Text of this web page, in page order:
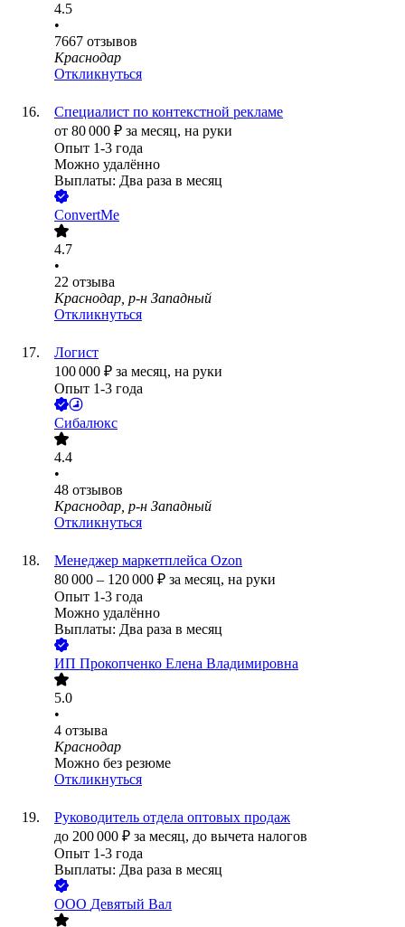
4.5
•
7667 отзывов
Краснодар
Откликнуться
Специалист по контекстной рекламе
от 80 000 ₽ за месяц, на руки
Опыт 1-3 года
Можно удалённо
Выплаты: Два раза в месяц
ConvertMe
4.7
•
22 отзыва
Краснодар, р-н Западный
Откликнуться
Логист
100 000 ₽ за месяц, на руки
Опыт 1-3 года
Сибалюкс
4.4
•
48 отзывов
Краснодар, р-н Западный
Откликнуться
Менеджер маркетплейса Ozon
80 000 – 120 000 ₽ за месяц, на руки
Опыт 1-3 года
Можно удалённо
Выплаты: Два раза в месяц
ИП Прокопченко Елена Владимировна
5.0
•
4 отзыва
Краснодар
Можно без резюме
Откликнуться
Руководитель отдела оптовых продаж
до 200 000 ₽ за месяц, до вычета налогов
Опыт 1-3 года
Выплаты: Два раза в месяц
ООО Девятый Вал